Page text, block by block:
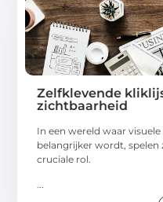
Zelfklevende
zichtbaarheid
In een wereld waar
belangrijker wordt, spelen
cruciale rol.
...